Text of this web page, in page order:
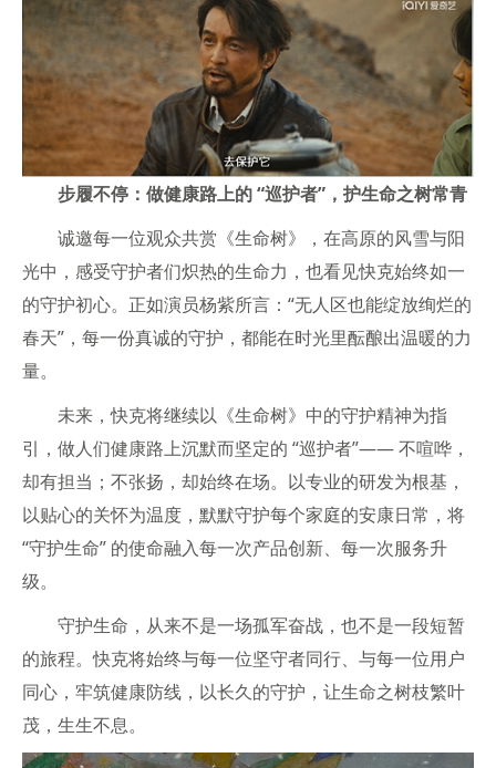
步履不停：做健康路上的 “巡护者”，护生命之树常青
诚邀每一位观众共赏《生命树》，在高原的风雪与阳
光中，感受守护者们炽热的生命力，也看见快克始终如一
的守护初心。正如演员杨紫所言：“无人区也能绽放绚烂的
春天”，每一份真诚的守护，都能在时光里酝酿出温暖的力
量。
未来，快克将继续以《生命树》中的守护精神为指
引，做人们健康路上沉默而坚定的 “巡护者”—— 不喧哗，
却有担当；不张扬，却始终在场。以专业的研发为根基，
以贴心的关怀为温度，默默守护每个家庭的安康日常，将
“守护生命” 的使命融入每一次产品创新、每一次服务升
级。
守护生命，从来不是一场孤军奋战，也不是一段短暂
的旅程。快克将始终与每一位坚守者同行、与每一位用户
同心，牢筑健康防线，以长久的守护，让生命之树枝繁叶
茂，生生不息。